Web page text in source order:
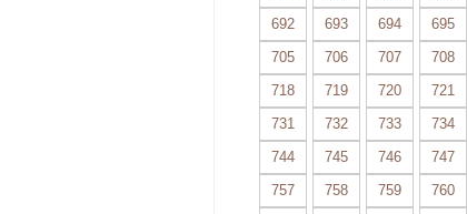
692
693 694 695
705
706 707 708
718
719 720 721
731
732 733 734
744
745 746 747
757
758 759 760